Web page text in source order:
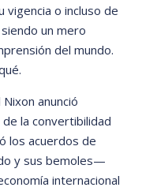
vigencia o incluso de
un mero
del mundo.
é.
anunció
la convertibilidad
los acuerdos de
y sus bemoles—
internacional